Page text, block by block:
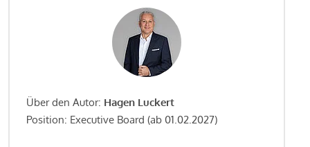
Über den Autor: Hagen Luckert
Position: Executive Board (ab 01.02.2027)